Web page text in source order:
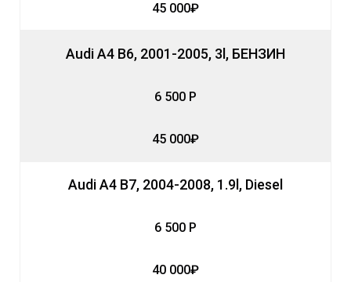
45 000₽
Audi A4 B6, 2001-2005, 3l, БЕНЗИН
6 500 Р
45 000₽
Audi A4 B7, 2004-2008, 1.9l, Diesel
6 500 Р
40 000₽